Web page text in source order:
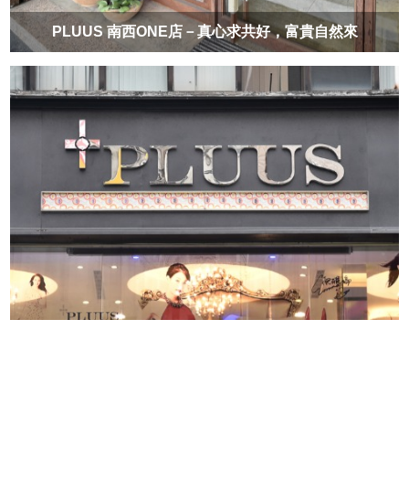
PLUUS 南西ONE店－真心求共好，富貴自然來